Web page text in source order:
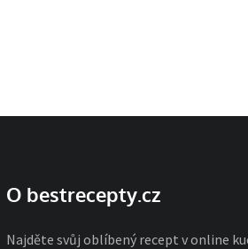
O bestrecepty.cz
Najděte svůj oblíbený recept v online